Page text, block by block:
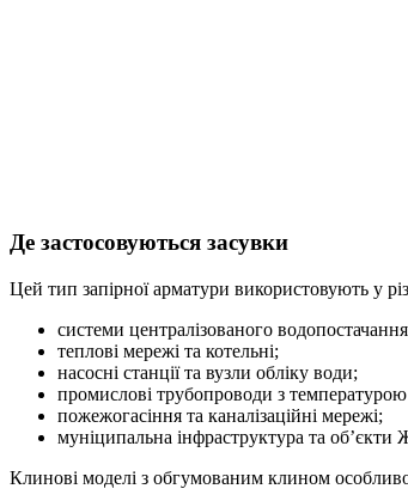
Де застосовуються засувки
Цей тип запірної арматури використовують у
системи централізованого
теплові мережі та котельні;
насосні станції та вузли обліку води;
промислові трубопроводи з
пожежогасіння та каналізаційні мережі;
муніципальна інфраструктура та об’єкти
Клинові моделі з обгумованим клином